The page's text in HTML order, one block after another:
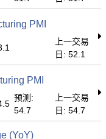
PMI
上一交易
日: 52.1
PMI
预测:
54.7
上一交易
日: 54.7
(YoY)